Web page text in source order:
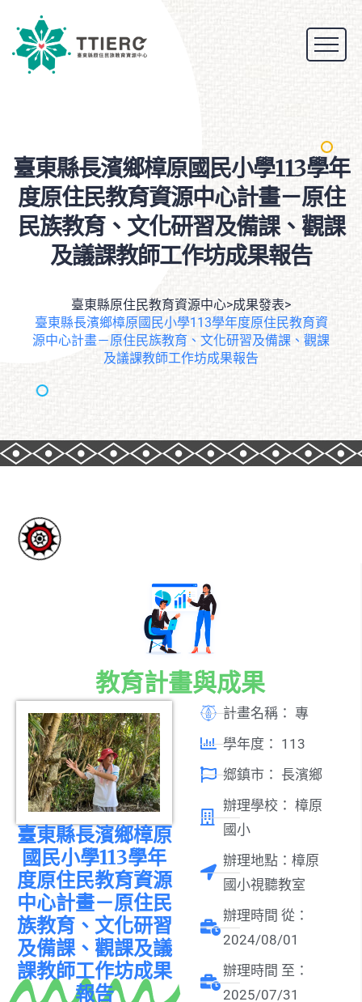
臺東縣長濱鄉樟原國民小學113學年
度原住民教育資源中心計畫－原住
民族教育、文化研習及備課、觀課
及議課教師工作坊成果報告
臺東縣原住民教育資源中心>成果發表>
臺東縣長濱鄉樟原國民小學113學年度原住民教育資
源中心計畫－原住民族教育、文化研習及備課、觀課
及議課教師工作坊成果報告
教育計畫與成果
臺東縣長濱鄉樟原
國民小學113學年
度原住民教育資源
中心計畫－原住民
族教育、文化研習
及備課、觀課及議
課教師工作坊成果
報告
計畫名稱： 專
學年度： 113
鄉鎮市： 長濱鄉
辦理學校： 樟原
國小
辦理地點：樟原
國小視聽教室
辦理時間 從：
2024/08/01
辦理時間 至：
2025/07/31